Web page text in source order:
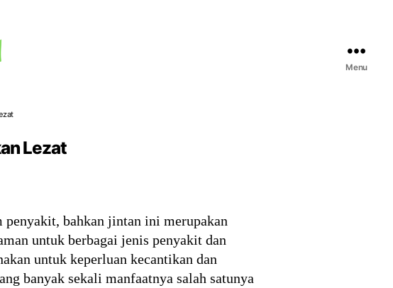
Menu
Lezat
penyakit, bahkan jintan ini merupakan
untuk berbagai jenis penyakit dan
untuk keperluan kecantikan dan
banyak sekali manfaatnya salah satunya